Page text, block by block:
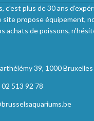
c'est plus de 30 ans
site propose équipement,
achats de poissons,
39, 1000 Bruxelles
513 92 78